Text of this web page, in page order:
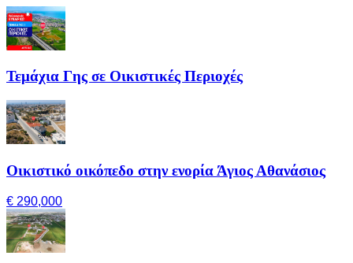
Τεμάχια Γης σε Οικιστικές Περιοχές
Οικιστικό οικόπεδο στην ενορία Άγιος Αθανάσιος
€ 290,000